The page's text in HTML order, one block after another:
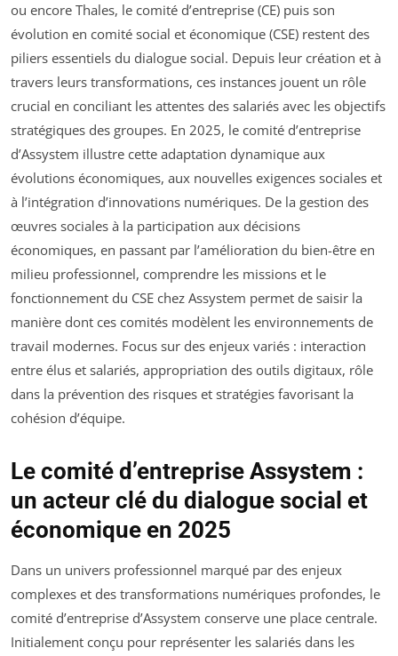
ou encore Thales, le comité d’entreprise (CE) puis son
évolution en comité social et économique (CSE) restent des
piliers essentiels du dialogue social. Depuis leur création et à
travers leurs transformations, ces instances jouent un rôle
crucial en conciliant les attentes des salariés avec les objectifs
stratégiques des groupes. En 2025, le comité d’entreprise
d’Assystem illustre cette adaptation dynamique aux
évolutions économiques, aux nouvelles exigences sociales et
à l’intégration d’innovations numériques. De la gestion des
œuvres sociales à la participation aux décisions
économiques, en passant par l’amélioration du bien-être en
milieu professionnel, comprendre les missions et le
fonctionnement du CSE chez Assystem permet de saisir la
manière dont ces comités modèlent les environnements de
travail modernes. Focus sur des enjeux variés : interaction
entre élus et salariés, appropriation des outils digitaux, rôle
dans la prévention des risques et stratégies favorisant la
cohésion d’équipe.
Le comité d’entreprise Assystem :
un acteur clé du dialogue social et
économique en 2025
Dans un univers professionnel marqué par des enjeux
complexes et des transformations numériques profondes, le
comité d’entreprise d’Assystem conserve une place centrale.
Initialement conçu pour représenter les salariés dans les